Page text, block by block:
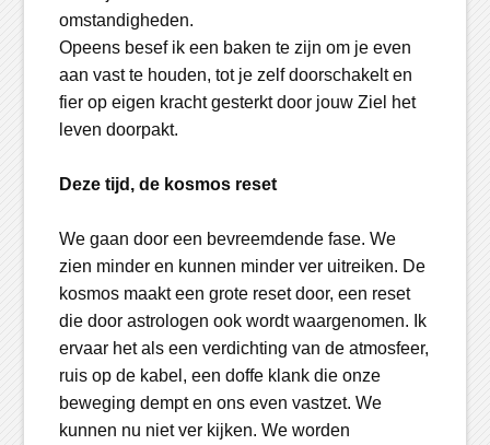
omstandigheden.
Opeens besef ik een baken te zijn om je even
aan vast te houden, tot je zelf doorschakelt en
fier op eigen kracht gesterkt door jouw Ziel het
leven doorpakt.
Deze tijd, de kosmos reset
We gaan door een bevreemdende fase. We
zien minder en kunnen minder ver uitreiken. De
kosmos maakt een grote reset door, een reset
die door astrologen ook wordt waargenomen. Ik
ervaar het als een verdichting van de atmosfeer,
ruis op de kabel, een doffe klank die onze
beweging dempt en ons even vastzet. We
kunnen nu niet ver kijken. We worden